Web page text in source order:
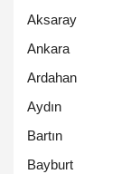
Aksaray
Ankara
Ardahan
Aydın
Bartın
Bayburt